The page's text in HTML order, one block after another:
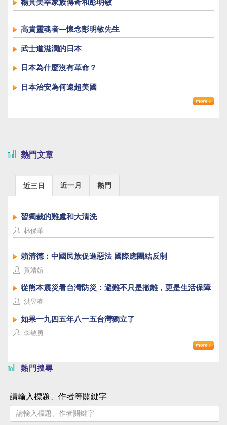
高貴靈魂者—懷念彭明敏先生
武士道滋潤的日本
日本為什麼沒有革命？
日本治安為何遠超美國
熱門文章
近三日 近一月 熱門
習獨裁的難處和大清洗
林保華
賴清德：中國民族促進惡法 國際應團結反制
黃靖媗
從熊本震災看台灣防災：避難不只是撤離，更是生活保障
洪昱睿
如果一九四五年八一五台灣獨立了
李敏勇
熱門搜尋
請輸入標題、作者等關鍵字